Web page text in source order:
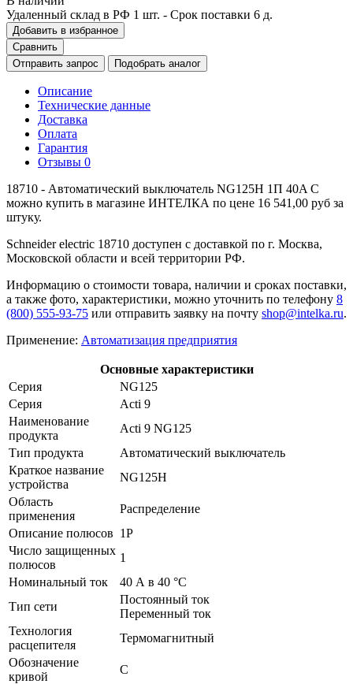
Удаленный склад в РФ 1 шт. - Срок поставки 6 д.
Добавить в избранное
Сравнить
Отправить запрос
Подобрать аналог
Описание
Технические данные
Доставка
Оплата
Гарантия
Отзывы 0
18710 - Автоматический выключатель NG125H 1П 40A C
можно купить в магазине ИНТЕЛКА по цене 16 541,00 руб за
штуку.
Schneider electric 18710 доступен с доставкой по г. Москва,
Московской области и всей территории РФ.
Информацию о стоимости товара, наличии и сроках поставки,
а также фото, характеристики, можно уточнить по телефону 8
(800) 555-93-75 или отправить заявку на почту shop@intelka.ru.
Применение: Автоматизация предприятия
Основные характеристики
Серия
NG125
Серия
Acti 9
Наименование
продукта
Acti 9 NG125
Тип продукта
Автоматический выключатель
Краткое название
устройства
NG125H
Область
применения
Распределение
Описание полюсов 1P
Число защищенных
полюсов
1
Номинальный ток
40 А в 40 °C
Тип сети
Постоянный ток
Переменный ток
Технология
расцепителя
Термомагнитный
Обозначение
кривой
С